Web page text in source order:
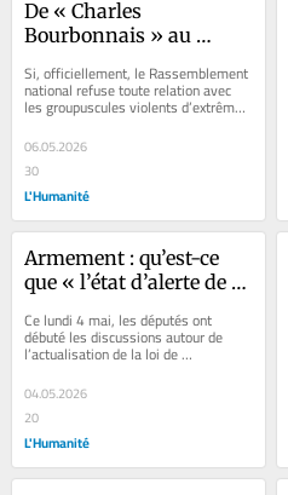
De « Charles
Bourbonnais » au
Deranque : ces
collaborateurs du RN
liens étroits avec les
ultranationalistes
Si, officiellement, le Rassemblement
national refuse toute relation avec
les groupuscules violents d’extrême
droite, les assistants
parlementaires...
06.05.2026
30
L'Humanité
Armement : qu’est-ce
que « l’état d’alerte de
débat à l’Assemblée
Ce lundi 4 mai, les députés ont
débuté les discussions autour de
l’actualisation de la loi de
une hausse...
04.05.2026
20
L'Humanité